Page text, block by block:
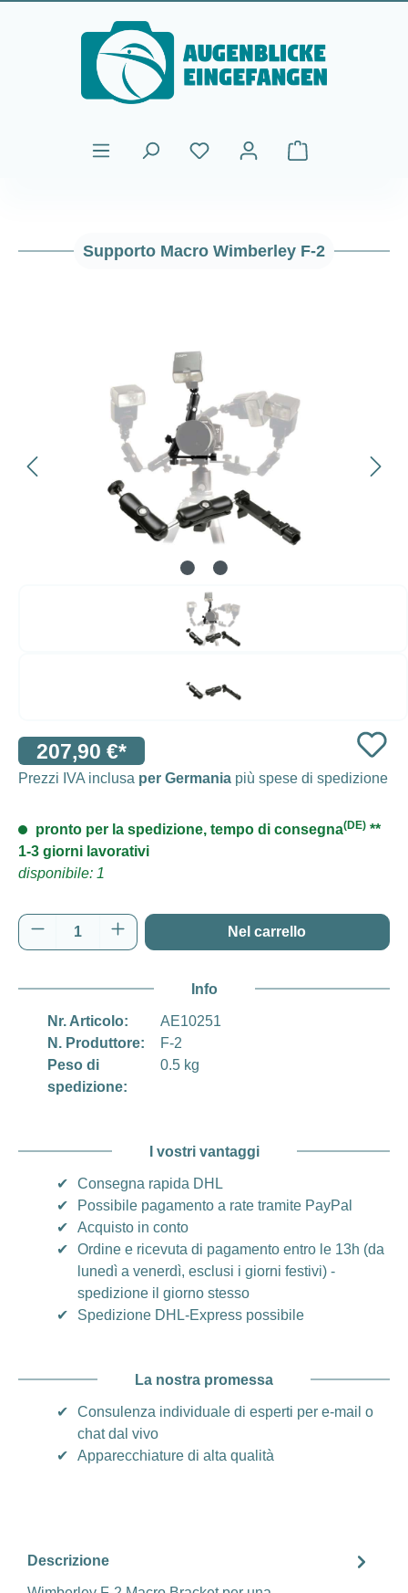
Passa al contenuto principale
Il carrello
Supporto Macro Wimberley F-2
207,90 €*
Prezzi IVA inclusa per Germania più spese di spedizione
pronto per la spedizione, tempo di consegna(DE) **
1-3 giorni lavorativi
disponibile: 1
Quantità del prodotto: inserisci la quantità
Nel carrello
Info
Nr. Articolo:
AE10251
N. Produttore:
F-2
Peso di
spedizione:
0.5 kg
I vostri vantaggi
✔
Consegna rapida DHL
✔
Possibile pagamento a rate tramite PayPal
✔
Acquisto in conto
✔
Ordine e ricevuta di pagamento entro le 13h (da
lunedì a venerdì, esclusi i giorni festivi) -
spedizione il giorno stesso
✔
Spedizione DHL-Express possibile
La nostra promessa
✔
Consulenza individuale di esperti per e-mail o
chat dal vivo
✔
Apparecchiature di alta qualità
Descrizione